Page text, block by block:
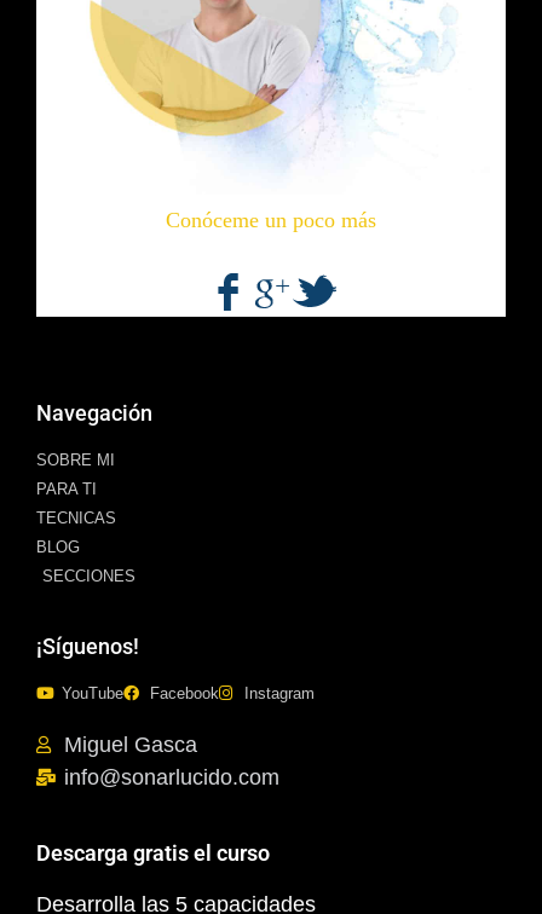
Conóceme un poco más
Navegación
SOBRE MI
PARA TI
TECNICAS
BLOG
SECCIONES
¡Síguenos!
YouTube Facebook Instagram
Miguel Gasca
info@sonarlucido.com
Descarga gratis el curso
Desarrolla las 5 capacidades